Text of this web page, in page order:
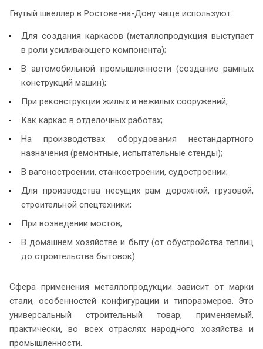
Гнутый швеллер в Ростове-на-Дону чаще используют:
Для создания каркасов (металлопродукция выступает
в роли усиливающего компонента);
В автомобильной промышленности (создание рамных
конструкций машин);
При реконструкции жилых и нежилых сооружений;
Как каркас в отделочных работах;
На производствах оборудования нестандартного
назначения (ремонтные, испытательные стенды);
В вагоностроении, станкостроении, судостроении;
Для производства несущих рам дорожной, грузовой,
строительной спецтехники;
При возведении мостов;
В домашнем хозяйстве и быту (от обустройства теплиц
до строительства бытовок).
Сфера применения металлопродукции зависит от марки
стали, особенностей конфигурации и типоразмеров. Это
универсальный строительный товар, применяемый,
практически, во всех отраслях народного хозяйства и
промышленности.